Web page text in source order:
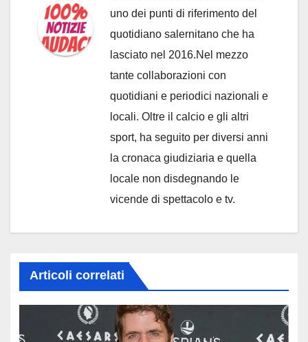
uno dei punti di riferimento del
quotidiano salernitano che ha
lasciato nel 2016.Nel mezzo
tante collaborazioni con
quotidiani e periodici nazionali e
locali. Oltre il calcio e gli altri
sport, ha seguito per diversi anni
la cronaca giudiziaria e quella
locale non disdegnando le
vicende di spettacolo e tv.
Articoli correlati